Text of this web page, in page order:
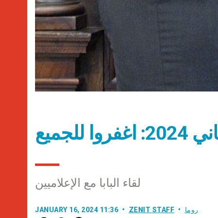
لقاء البابا مع الإعلاميين
JANUARY 16, 2024 11:36 ZENIT STAFF روما